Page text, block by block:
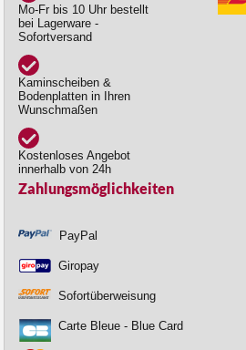
Mo-Fr bis 10 Uhr bestellt
bei Lagerware -
Sofortversand
Kaminscheiben &
Bodenplatten in Ihren
Wunschmaßen
Kostenloses Angebot
innerhalb von 24h
Zahlungsmöglichkeiten
PayPal
Giropay
Sofortüberweisung
Carte Bleue - Blue Card